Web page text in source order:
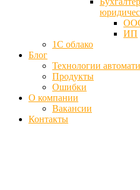
ИП
1С облако
Блог
Технологии
Продукты
Ошибки
О компании
Вакансии
Контакты